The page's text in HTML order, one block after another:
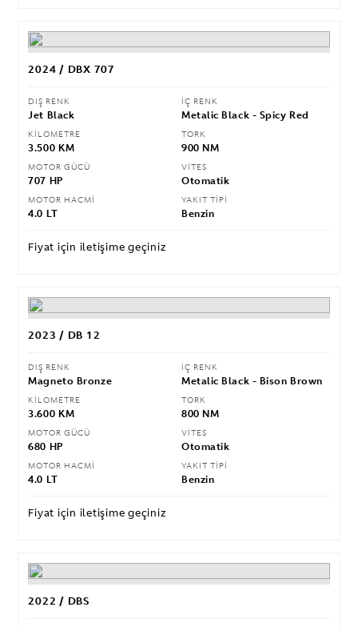
2024 / DBX 707
DIŞ RENK
Jet Black
İÇ RENK
Metalic Black - Spicy Red
KİLOMETRE
3.500 KM
TORK
900 NM
MOTOR GÜCÜ
707 HP
VİTES
Otomatik
MOTOR HACMİ
4.0 LT
YAKIT TİPİ
Benzin
Fiyat için iletişime geçiniz
2023 / DB 12
DIŞ RENK
Magneto Bronze
İÇ RENK
Metalic Black - Bison Brown
KİLOMETRE
3.600 KM
TORK
800 NM
MOTOR GÜCÜ
680 HP
VİTES
Otomatik
MOTOR HACMİ
4.0 LT
YAKIT TİPİ
Benzin
Fiyat için iletişime geçiniz
2022 / DBS